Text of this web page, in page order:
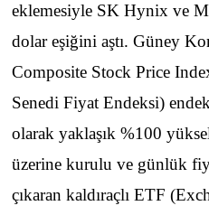
eklemesiyle SK Hynix ve
dolar eşiğini aştı. Güney
Composite Stock Price
Senedi Fiyat Endeksi)
olarak yaklaşık %100
üzerine kurulu ve günlük
çıkaran kaldıraçlı ETF